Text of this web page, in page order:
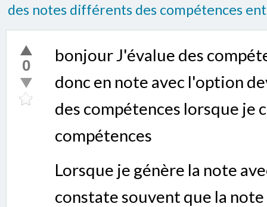
des notes différents des compétences
0
bonjour J'évalue des
donc en note avec l'option
des compétences lorsque je
compétences
Lorsque je génère la note
constate souvent que la